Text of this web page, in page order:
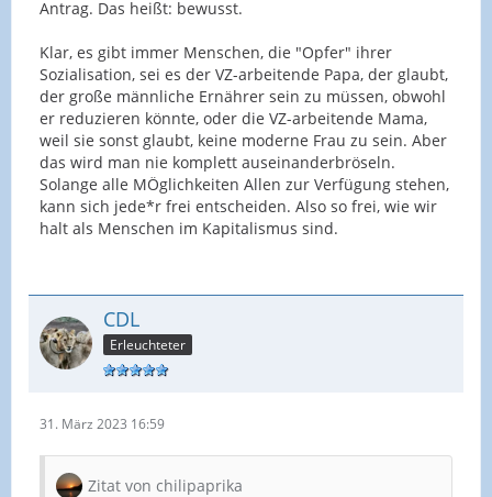
Antrag. Das heißt: bewusst.
Klar, es gibt immer Menschen, die "Opfer" ihrer
Sozialisation, sei es der VZ-arbeitende Papa, der glaubt,
der große männliche Ernährer sein zu müssen, obwohl
er reduzieren könnte, oder die VZ-arbeitende Mama,
weil sie sonst glaubt, keine moderne Frau zu sein. Aber
das wird man nie komplett auseinanderbröseln.
Solange alle MÖglichkeiten Allen zur Verfügung stehen,
kann sich jede*r frei entscheiden. Also so frei, wie wir
halt als Menschen im Kapitalismus sind.
CDL
Erleuchteter
31. März 2023 16:59
Zitat von chilipaprika